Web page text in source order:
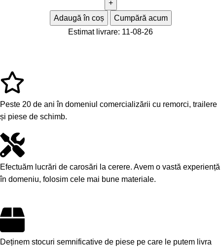
Adaugă în coș
Cumpără acum
Estimat livrare: 11-08-26
Peste 20 de ani în domeniul comercializării cu remorci, trailere
și piese de schimb.
Efectuăm lucrări de carosări la cerere. Avem o vastă experiență
în domeniu, folosim cele mai bune materiale.
Deținem stocuri semnificative de piese pe care le putem livra